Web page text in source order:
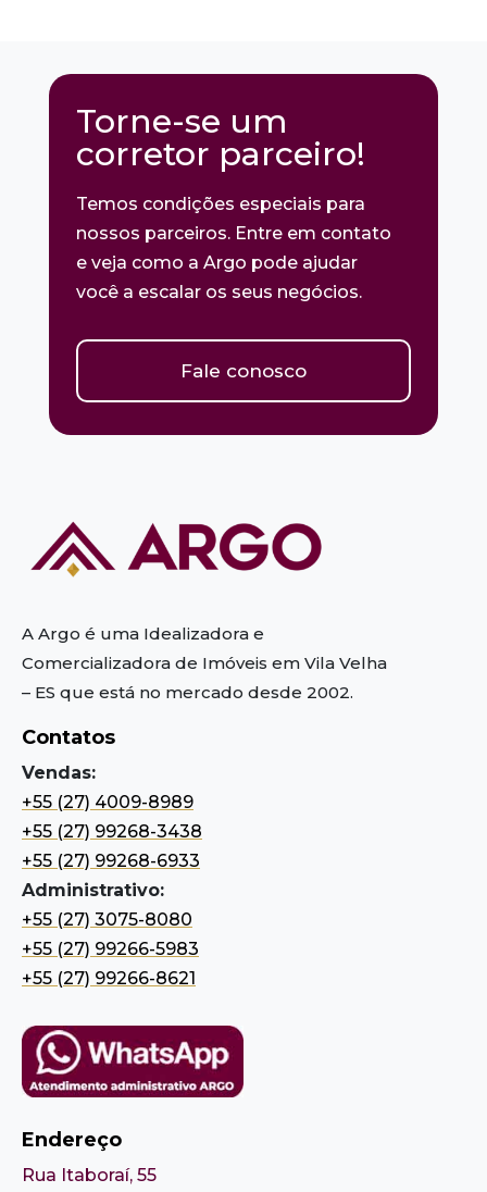
Torne-se um
corretor parceiro!
Temos condições especiais para
nossos parceiros. Entre em contato
e veja como a Argo pode ajudar
você a escalar os seus negócios.
Fale conosco
A Argo é uma Idealizadora e
Comercializadora de Imóveis em Vila Velha
– ES que está no mercado desde 2002.
Contatos
Vendas:
+55 (27) 4009-8989
+55 (27) 99268-3438
+55 (27) 99268-6933
Administrativo:
+55 (27) 3075-8080
+55 (27) 99266-5983
+55 (27) 99266-8621
Endereço
Rua Itaboraí, 55